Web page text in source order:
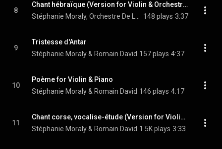
8
Chant hébraïque (Version for Violin & Orchestra)
148 plays 3:37
9
Tristesse d'Antar
Stéphanie Moraly & Romain David 157 plays 4:37
10
Poème for Violin & Piano
Stéphanie Moraly & Romain David 146 plays 4:17
11
Chant corse, vocalise-étude (Version for Violin & Piano)
Stéphanie Moraly & Romain David 1.5K plays 3:33